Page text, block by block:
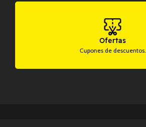
Ofertas
Cupones de descuentos.